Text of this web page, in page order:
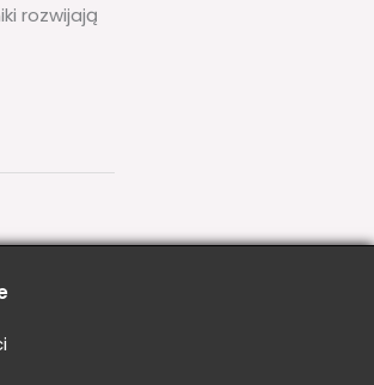
rozwijają